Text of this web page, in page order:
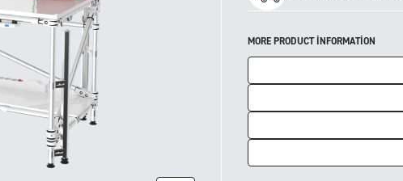
MORE PRODUCT INFORMATION